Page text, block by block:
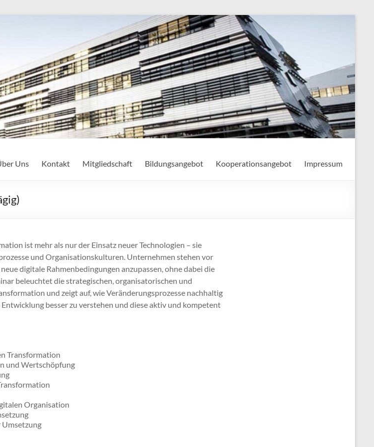
Uns Kontakt Mitgliedschaft Bildungsangebot Kooperationsangebot Impressum
ist mehr als nur der Einsatz neuer Technologien – sie
und Organisationskulturen. Unternehmen stehen vor
digitale Rahmenbedingungen anzupassen, ohne dabei die
beleuchtet die strategischen, organisatorischen und
und zeigt auf, wie Veränderungsprozesse nachhaltig
besser zu verstehen und diese aktiv und kompetent
Transformation
und Wertschöpfung
Organisation
Umsetzung